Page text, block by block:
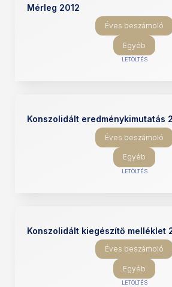
Mérleg 2012
Éves beszámoló
Egyéb
LETÖLTÉS
Konszolidált eredménykimutatás
Éves beszámoló
Egyéb
LETÖLTÉS
Konszolidált kiegészítő melléklet
Éves beszámoló
Egyéb
LETÖLTÉS